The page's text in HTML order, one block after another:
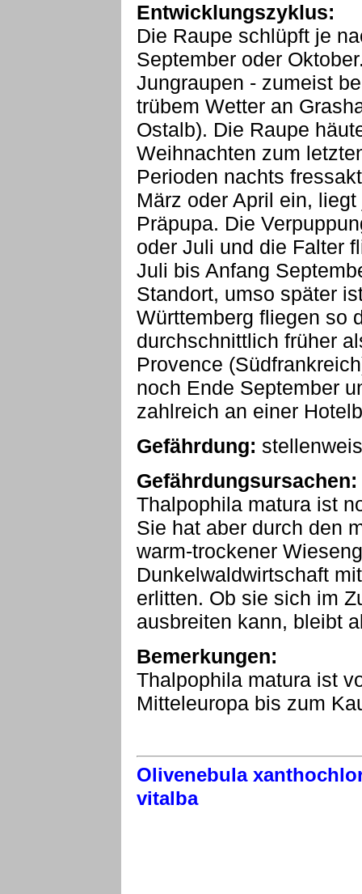
Entwicklungszyklus:
Die Raupe schlüpft je
September oder
Jungraupen - zumeist
trübem Wetter an
Ostalb). Die Raupe
Weihnachten zum
Perioden nachts
März oder April ein,
Präpupa. Die
oder Juli und die Falter
Juli bis Anfang
Standort, umso später
Württemberg fliegen so
durchschnittlich früher
Provence
noch Ende September
zahlreich an einer
Gefährdung:
Gefährdungsursachen:
Thalpophila matura ist
Sie hat aber durch den
warm-trockener
Dunkelwaldwirtschaft
erlitten. Ob sie sich im
ausbreiten kann, bleibt
Bemerkungen:
Thalpophila matura ist
Mitteleuropa bis zum
Olivenebula
vitalba